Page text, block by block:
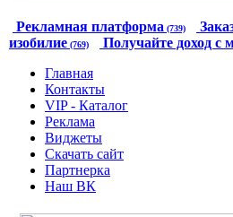
Рекламная платформа (739)
изобилие (769) Получайте доход с
Главная
Контакты
VIP - Каталог
Реклама
Виджеты
Скачать сайт
Партнерка
Наш ВК